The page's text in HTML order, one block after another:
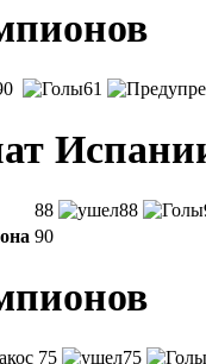
61
88 88
90
75 75